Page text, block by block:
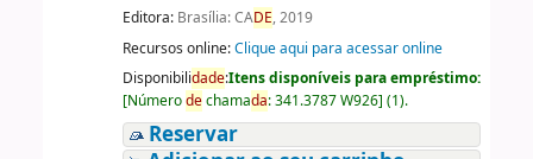
Editora: Brasília: CADE, 2019
Recursos online:Clique aqui para acessar online
Disponibilidade:Itens disponíveis para empréstimo:
[Númerodechamada:341.3787 W926] (1).
Reservar